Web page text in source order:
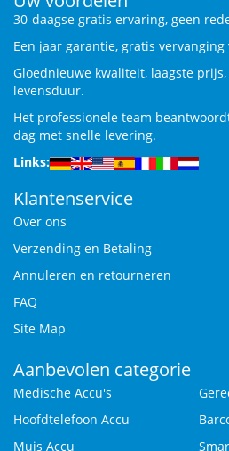
30-daagse gratis ervaring, geen
Een jaar garantie, gratis
Gloednieuwe kwaliteit, laagste
levensduur.
Het professionele team
dag met snelle levering.
Links:
Klantenservice
Over ons
Verzending en Betaling
Annuleren en retourneren
FAQ
Site Map
Aanbevolen categorie
Medische Accu's
Hoofdtelefoon Accu
Muis Accu